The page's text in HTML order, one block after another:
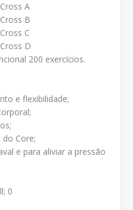
A
B
C
D
200 exercícios.
e flexibilidade;
Core;
e para aliviar a pressão
0